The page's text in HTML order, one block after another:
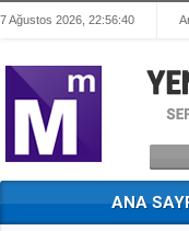
7 Ağustos 2026, 22:56:40
ANA